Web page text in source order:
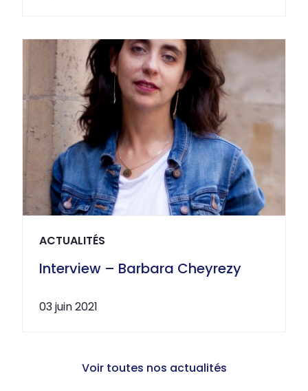
ACTUALITÉS
Interview – Barbara Cheyrezy
03 juin 2021
Voir toutes nos actualités